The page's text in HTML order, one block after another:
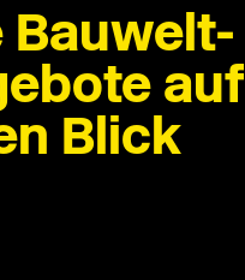
Bauwelt-
auf
Blick